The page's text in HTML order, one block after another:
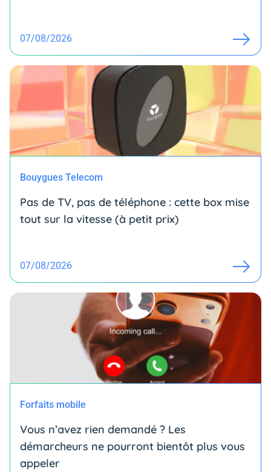
07/08/2026
Bouygues Telecom
Pas de TV, pas de téléphone : cette box mise
tout sur la vitesse (à petit prix)
07/08/2026
Forfaits mobile
Vous n’avez rien demandé ? Les
démarcheurs ne pourront bientôt plus vous
appeler